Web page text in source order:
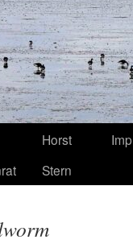
Horst
Stern